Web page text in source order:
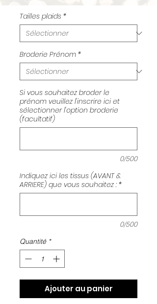
Tailles plaids *
Broderie Prénom *
Si vous souhaitez broder le
prénom veuillez l'inscrire ici et
sélectionner l'option broderie
(facultatif)
0/500
Indiquez ici les tissus (AVANT &
ARRIERE) que vous souhaitez : *
0/500
Quantité *
Ajouter au panier